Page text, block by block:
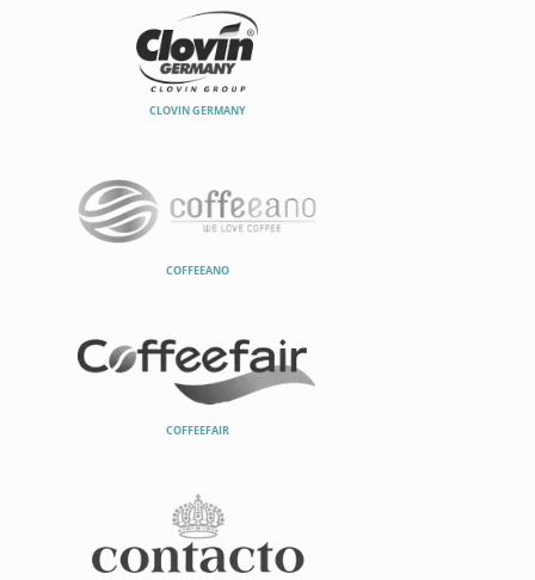
CLOVIN GERMANY
COFFEEANO
COFFEEFAIR